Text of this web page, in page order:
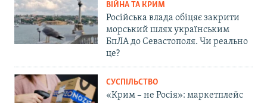
ВІЙНА ТА КРИМ
Російська влада обіцяє закрити
морський шлях українським
БпЛА до Севастополя. Чи реально
це?
СУСПІЛЬСТВО
«Крим – не Росія»: маркетплейс